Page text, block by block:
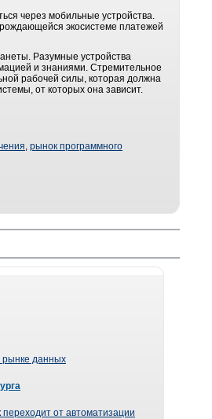
через мобильные устройства.
экосистеме платежей
Разумные устройства
и знаниями. Стремительное
рабочей силы, которая должна
от которых она зависит.
, рынок программного
рынке данных
переходит от автоматизации